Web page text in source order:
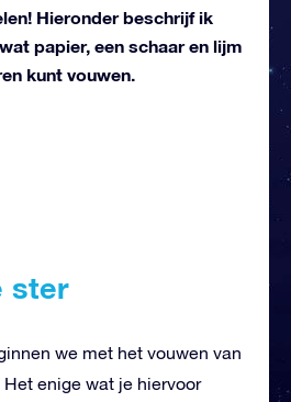
Hieronder beschrijf ik
papier, een schaar en lijm
kunt vouwen.
ster
we met het vouwen van
enige wat je hiervoor